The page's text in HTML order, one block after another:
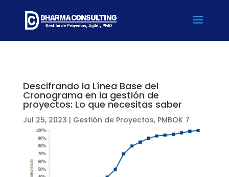
Descifrando la Línea Base del
Cronograma en la gestión de
proyectos: Lo que necesitas saber
Jul 25, 2023 | Gestión de Proyectos, PMBOK 7